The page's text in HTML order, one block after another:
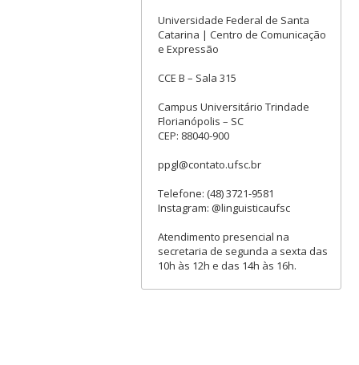
Universidade Federal de Santa
Catarina | Centro de Comunicação
e Expressão
CCE B – Sala 315
Campus Universitário Trindade
Florianópolis – SC
CEP: 88040-900
ppgl@contato.ufsc.br
Telefone: (48) 3721-9581
Instagram: @linguisticaufsc
Atendimento presencial na
secretaria de segunda a sexta das
10h às 12h e das 14h às 16h.